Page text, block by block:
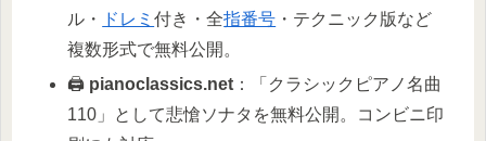
ル・
ドレミ付き・全指番号 ・テクニック版など
複数形式で無料公開。
🖨️ pianoclassics.net ：「クラシックピアノ名曲
110」として悲愴ソナタを無料公開。コンビニ印